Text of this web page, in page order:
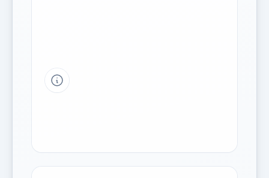
Tipp a grafikon jelmagyarázatához